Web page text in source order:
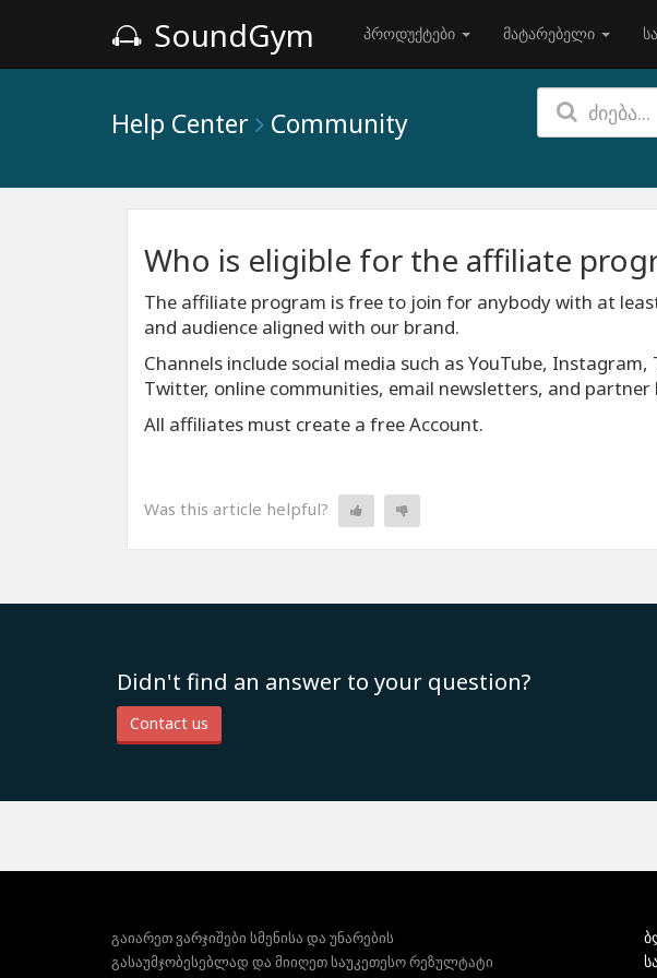
SoundGym პროდუქტები მატარებელი
Help Center Community
Who is eligible for the affiliate
The affiliate program is free to join for anybody with at
and audience aligned with our brand.
Channels include social media such as YouTube,
Twitter, online communities, email newsletters, and partner
All affiliates must create a free Account.
Was this article helpful?
Didn't find an answer to your question?
Contact us
გაიარეთ ვარჯიშები სმენისა და უნარების
გასაუმჯობესებლად და მიიღეთ საუკეთესო რეზულტატი